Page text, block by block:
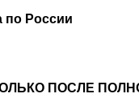
по России
ПОСЛЕ